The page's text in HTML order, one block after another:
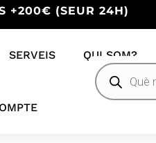
+200€ (SEUR 24H)
SERVEIS QUI SOM?
Products
search